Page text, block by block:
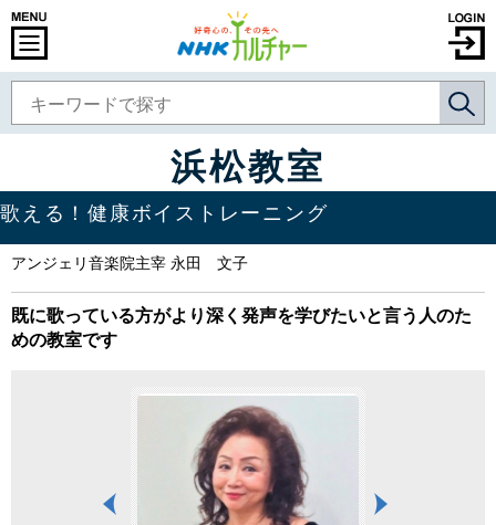
浜松教室
歌える！健康ボイストレーニング
アンジェリ音楽院主宰 永田 文子
既に歌っている方がより深く発声を学びたいと言う人のた
めの教室です